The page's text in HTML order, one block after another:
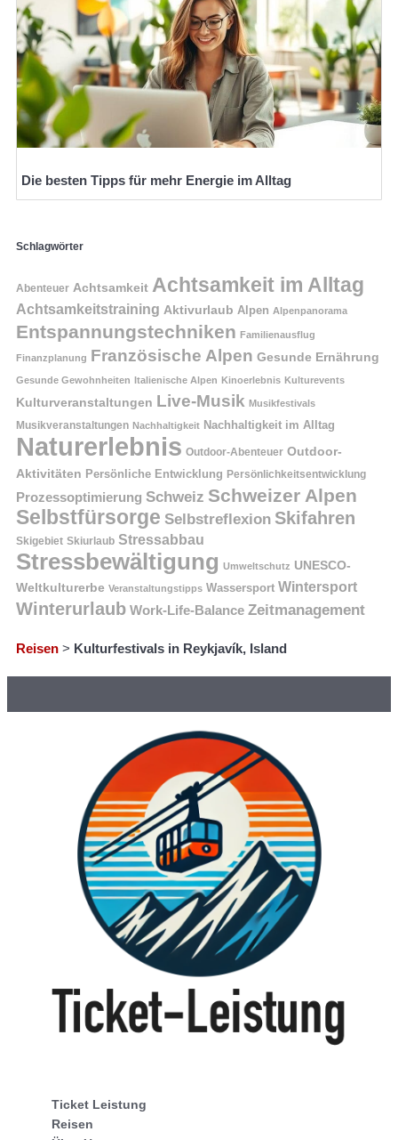
Die besten Tipps für mehr Energie im Alltag
Schlagwörter
Abenteuer Achtsamkeit Achtsamkeit im Alltag
Achtsamkeitstraining Aktivurlaub Alpen Alpenpanorama
Entspannungstechniken Familienausflug
Finanzplanung Französische Alpen Gesunde Ernährung
Gesunde Gewohnheiten Italienische Alpen Kinoerlebnis Kulturevents
Kulturveranstaltungen Live-Musik Musikfestivals
Musikveranstaltungen Nachhaltigkeit Nachhaltigkeit im Alltag
Naturerlebnis Outdoor-Abenteuer Outdoor-
Aktivitäten Persönliche Entwicklung Persönlichkeitsentwicklung
Prozessoptimierung Schweiz Schweizer Alpen
Selbstfürsorge Selbstreflexion Skifahren
Skigebiet Skiurlaub Stressabbau
Stressbewältigung Umweltschutz UNESCO-
Weltkulturerbe Veranstaltungstipps Wassersport Wintersport
Winterurlaub Work-Life-Balance Zeitmanagement
Reisen > Kulturfestivals in Reykjavík, Island
Ticket Leistung
Reisen